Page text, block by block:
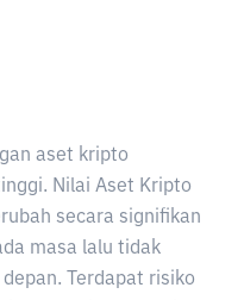
aset kripto
Nilai Aset Kripto
secara signifikan
masa lalu tidak
Terdapat risiko